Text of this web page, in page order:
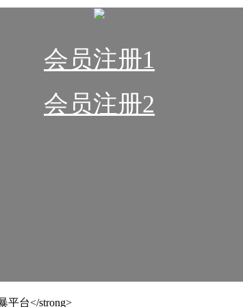
会员注册1
会员注册2